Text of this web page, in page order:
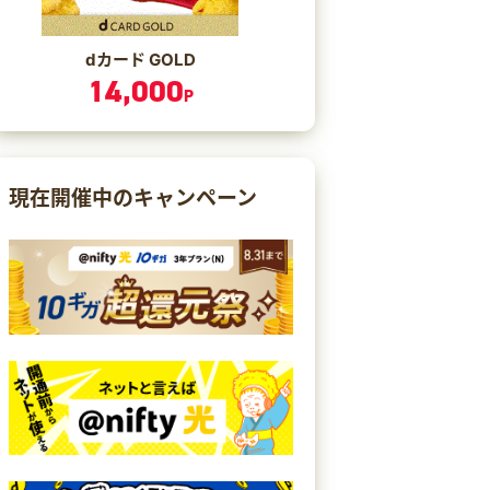
dカード GOLD
14,000P
現在開催中のキャンペーン